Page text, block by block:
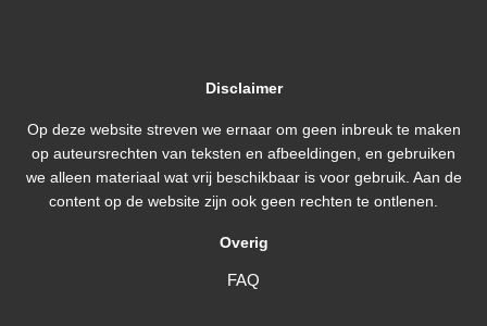
Disclaimer
Op deze website streven we ernaar om geen inbreuk te maken
op auteursrechten van teksten en afbeeldingen, en gebruiken
we alleen materiaal wat vrij beschikbaar is voor gebruik. Aan de
content op de website zijn ook geen rechten te ontlenen.
Overig
FAQ